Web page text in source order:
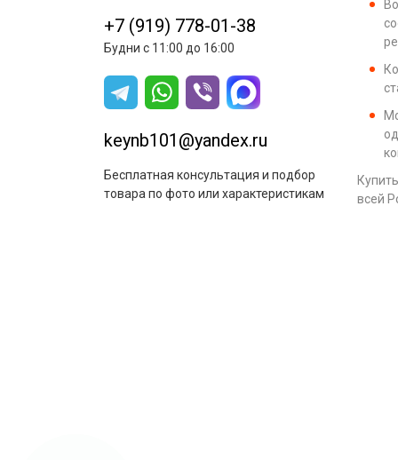
всей
+7 (919) 778-01-38
Будни с 11:00 до 16:00
keynb101@yandex.ru
Бесплатная консультация и подбор
товара по фото или характеристикам